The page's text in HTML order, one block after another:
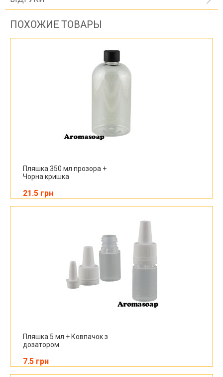
ПОХОЖИЕ ТОВАРЫ
Пляшка 350 мл прозора +
Чорна кришка
21.5 грн
Пляшка 5 мл + Ковпачок з
дозатором
7.5 грн